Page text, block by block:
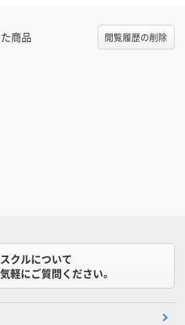
商品 閲覧履歴の削除
クルについて
軽にご質問ください。